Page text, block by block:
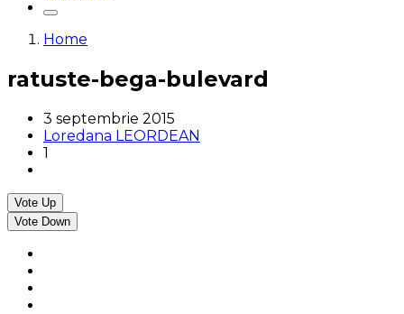
Home
ratuste-bega-bulevard
3 septembrie 2015
Loredana LEORDEAN
1
Vote Up
Vote Down